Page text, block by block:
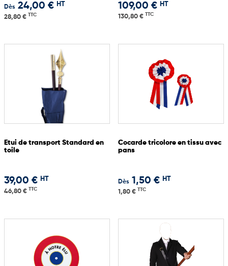
Dès 24,00 € HT
28,80 € TTC
109,00 € HT
130,80 € TTC
Etui de transport Standard en
toile
39,00 € HT
46,80 € TTC
Cocarde tricolore en tissu avec
pans
Dès 1,50 € HT
1,80 € TTC